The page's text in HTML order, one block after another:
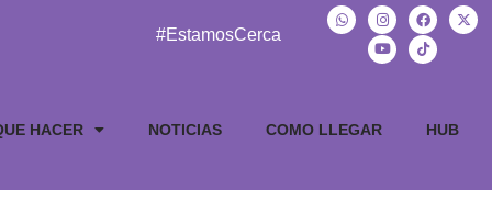
#EstamosCerca
HACER NOTICIAS COMO LLEGAR HUB